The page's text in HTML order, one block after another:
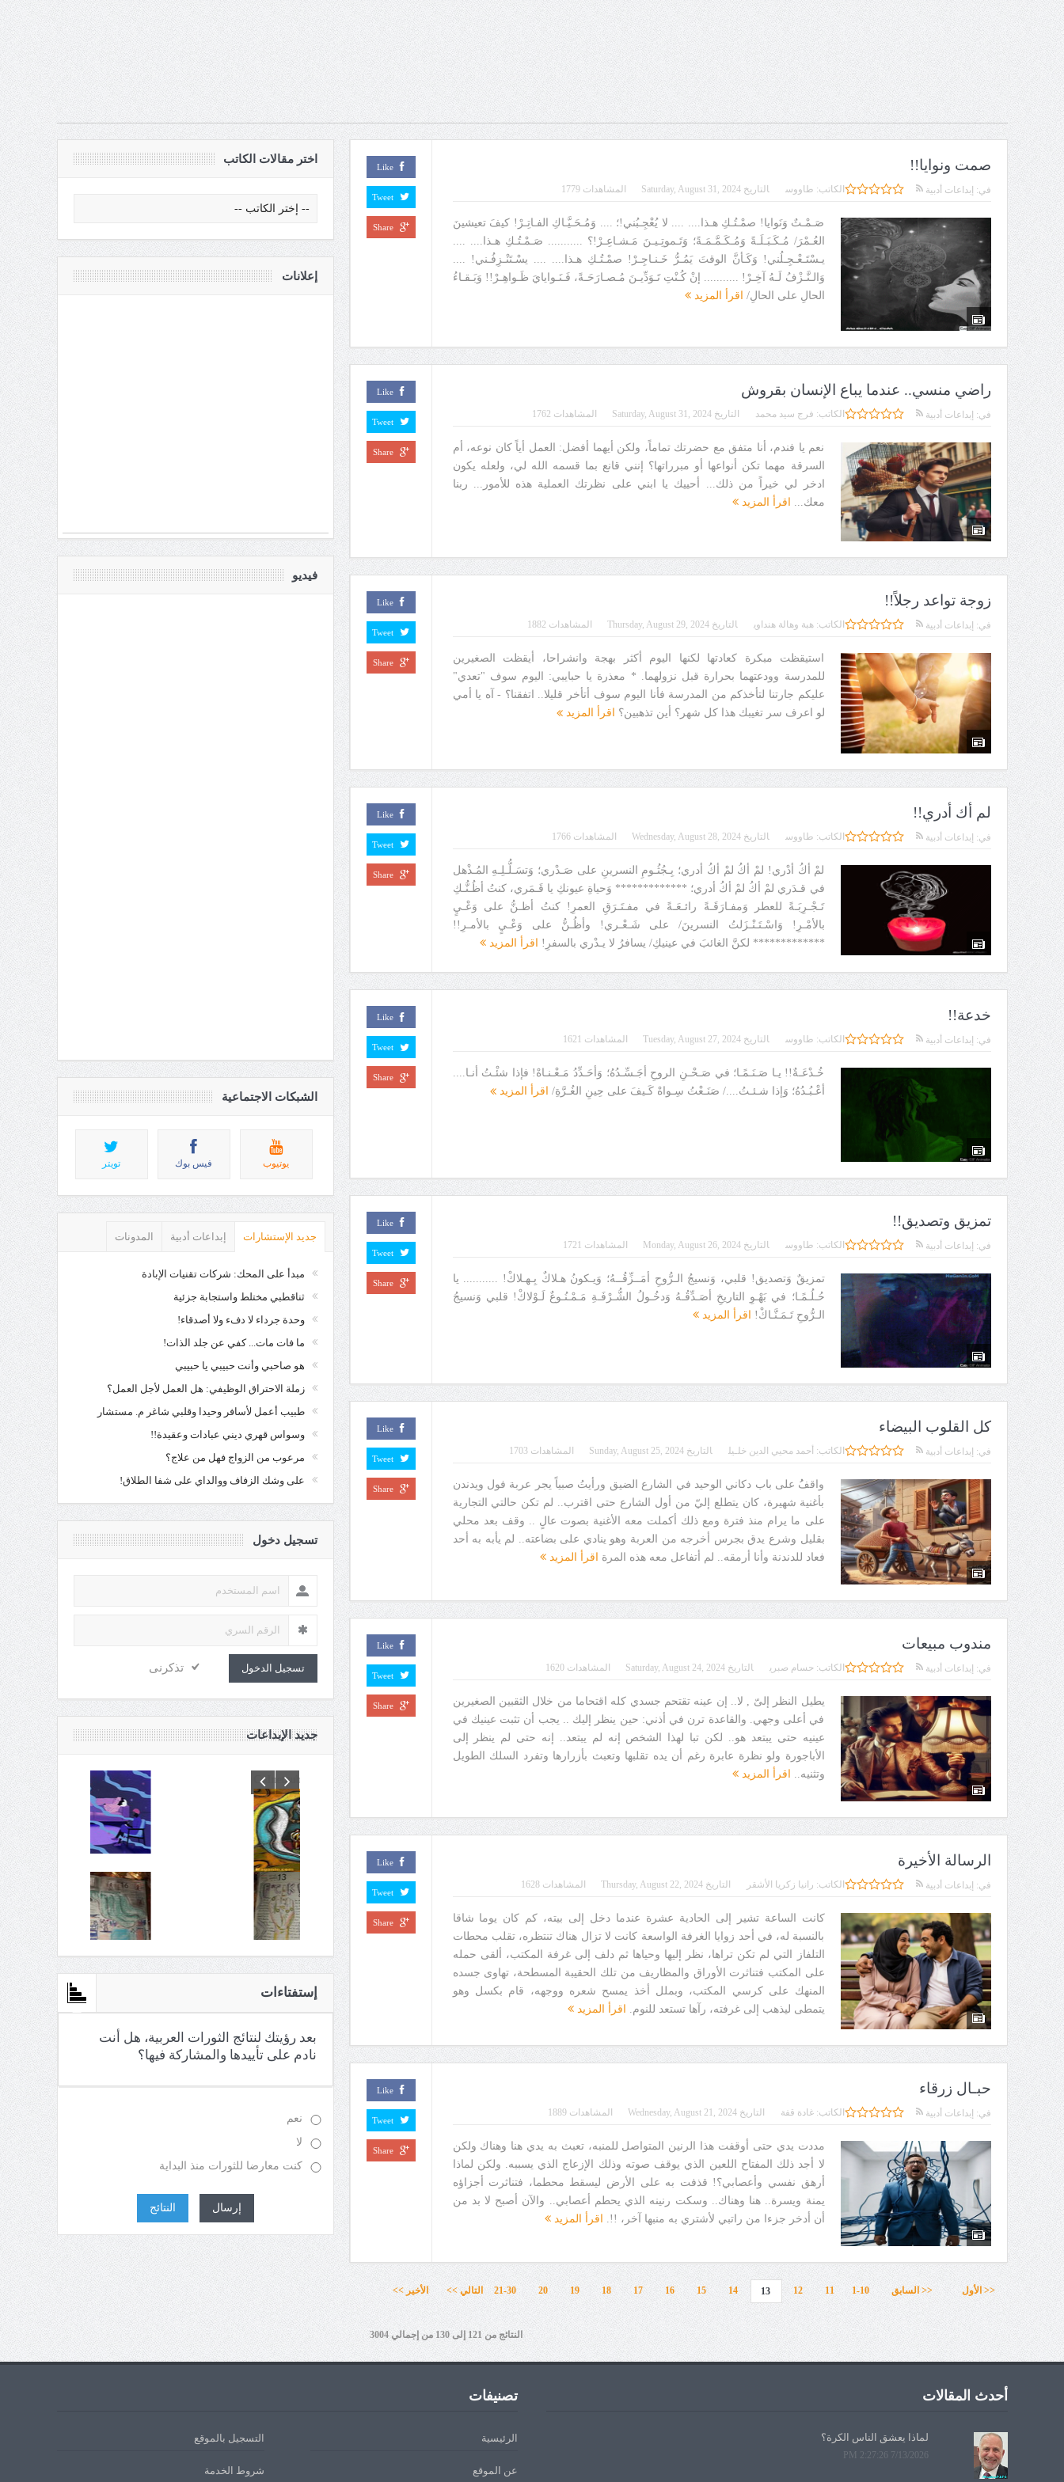
صمت ونوايا!!
الكاتب: طاووس التاريخSaturday, August 31, 2024 في: إبداعات أدبية المشاهدات 1779
صَـمْـتٌ وَنَوايا! صمْـتُـكِ هـذا.... .... لا يُعْجِـبُني!؛ .... وَمُـحَـيَّـاكِ الفـاتِـرْ! كيفَ تعيشينَ
العُـمْرَ/ مُـكَـبَـلَـةً وَمُـكَـمَّـمَـةً؛ وَتَـموتِـيـنَ مَـشـاعِـرْ!؟ ........... صَـمْـتُـكِ هـذا.... ....
يـسْتَـعْـجِـلُني! وَكَـأنَّ الوقتَ يَمُـرُّ خَـنـاجِـرْ! صمْـتُـكِ هـذا.... .... يسْـتَنْـزِفُـني! ....
وَالـنَّـزْفُ لَـهُ آخِـرْ! ........... إنْ كُـنْتِ تَـوَدِّيـنَ مُـصـارَحَـةً، فَـنَـوايايَ ظَـواهِـرْ!! وَبَـقـاءُ
الحالِ على الحالِ/ اقرأ المزيد
Like
Tweet
Share
راضي منسي.. عندما يباع الإنسان بقروش
الكاتب: فرج سيد محمد التاريخSaturday, August 31, 2024 في: إبداعات أدبية المشاهدات 1762
نعم يا فندم، أنا متفق مع حضرتك تماماً، ولكن أيهما أفضل: العمل أياً كان نوعه، أم
السرقة مهما تكن أنواعها أو مبرراتها؟ إنني قانع بما قسمه الله لي، ولعله يكون
ادخر لي خيراً من ذلك... أحييك يا ابني على نظرتك العملية هذه للأمور... ربنا
معك... اقرأ المزيد
Like
Tweet
Share
زوجة تواعد رجلاً!!
الكاتب:هبة وهالة هنداوي التاريخThursday, August 29, 2024 في: إبداعات أدبية المشاهدات 1882
استيقظت مبكرة كعادتها لكنها اليوم أكثر بهجة وانشراحا، أيقظت الصغيرين
للمدرسة وودعتهما بحرارة قبل نزولهما. * معذرة يا حبايبي: اليوم سوف "تعدي"
عليكم جارتنا لتأخذكم من المدرسة فأنا اليوم سوف أتأخر قليلا.. اتفقنا؟ - آه يا أمي
لو اعرف سر تغيبك هذا كل شهر؟ أين تذهبين؟
اقرأ المزيد
Like
Tweet
Share
لم أك أدري!!
الكاتب: طاووس التاريخWednesday, August 28, 2024 في: إبداعات أدبية المشاهدات 1766
لمْ أكُ أدْري! لمْ أكُ لمْ أكُ أدري؛ بِـجُثُـومِ النسرينِ على صَـدْري؛ وَتسَـلُّـلِـهِ المُـذْهل
في قـدَري لمْ أكُ لمْ أكُ أدري؛ ************* وَحياةِ عيونكِ يا قَـمَري، كنتُ أظُـنُّـكِ
تَـجْـرِبَـةً للعطر وَمفـارَقَـةً رائـعَـةً في مفـتَـرَقِ العمرِ! كنتُ أظـنُّ على وَعْـيٍ
بالأمْـرِ! وَاسْـتَـنْـزَلتُ النسرينَ/ على شَـعْـري! وأظُـنُّ على وَعْـيٍ بالأمـرِ!!
************* لكنَّ الغائبَ في عينيكِ/ يسافرُ لا يـدْري بالسفرِ!
اقرأ المزيد
Like
Tweet
Share
خدعة!!
الكاتب: طاووس التاريخTuesday, August 27, 2024 في: إبداعات أدبية المشاهدات 1621
خُـدْعَـةٌ!! يـا صَـنَـمًـا؛ في صَـحْـنِ الروحِ أجَـسِّـدُهُ؛ وَأحَـدِّدُ مَـعْـنـاهْ! فإذا شئْـتُ أنـا....
أعْـبُـدُهُ؛ وَإذا شـئـتُ..../ صَنَـعْتُ سِـواهْ كَـيفَ على حِينِ الغُـرَّةِ/ اقرأ المزيد
Like
Tweet
Share
تمزيق وتصديق!!
الكاتب: طاووس التاريخMonday, August 26, 2024 في: إبداعات أدبية المشاهدات 1721
تمزيقٌ وَتصديق! قلبي، وَنسيجُ الـرُّوحِ أمَــزِّقُــهُ؛ وَيـكونُ هـلاكٌ بِـهـلاكْ! ........... يا
حُـلُـمًـا؛ في بَهْـوِ التاريخِ أصَـدِّقُـهُ وَدخُـولُ الشُّـرْفَـةِ مَـمْـنُـوعٌ لَـوْلاكْ! قلبي وَنسيجُ
الـرُّوحِ تَـمَـنَّـاكْ!
اقرأ المزيد
Like
Tweet
Share
كل القلوب البيضاء
الكاتب: أحمد محيي الدين خلـيل التاريخSunday, August 25, 2024 في: إبداعات أدبية المشاهدات 1703
واقفُُ على باب دكاني الوحيد في الشارع الضيق ورأيتُ صبياً يجر عربة فول ويدندن
بأغنية شهيرة، كان يتطلع إليّ من أول الشارع حتى اقترب.. لم تكن حالتي التجارية
على ما يرام منذ فترة ومع ذلك أكملت معه الأغنية بصوت عالٍ .. وقف بعد محلي
بقليل وشرع يدق بجرس أخرجه من العربة وهو ينادي على بضاعته.. لم يأبه به أحد
فعاد للدندنة وأنا أرمقه.. لم أتفاعل معه هذه المرة
اقرأ المزيد
Like
Tweet
Share
مندوب مبيعات
الكاتب:حسام صبري التاريخSaturday, August 24, 2024 في: إبداعات أدبية المشاهدات 1620
يطيل النظر إلىّ , لا.. إن عينه تقتحم جسدي كله اقتحاما من خلال الثقبين الصغيرين
في أعلى وجهي. والقاعدة ترن في أذني: حين ينظر إليك .. يجب أن تثبت عينيك في
عينيه حتى يبتعد هو.. لكن تبا لهذا الشخص إنه لم يبتعد.. إنه حتى لم ينظر إلى
الأباجورة ولو نظرة عابرة رغم أن يده تقلبها وتعبث بأزرارها وتفرد السلك الطويل
وتثنيه..
اقرأ المزيد
Like
Tweet
Share
الرسالة الأخيرة
الكاتب: رانيا زكريا الأشقر التاريخThursday, August 22, 2024 في: إبداعات أدبية المشاهدات 1628
كانت الساعة تشير إلى الحادية عشرة عندما دخل إلى بيته، كم كان يوما شاقا
بالنسبة له، في أحد زوايا الغرفة الواسعة كانت لا تزال هناك تنتظره، تقلب محطات
التلفاز التي لم تكن تراها، نظر إليها وحياها ثم دلف إلى غرفة المكتب، ألقى حمله
على المكتب فتناثرت الأوراق والمظاريف من تلك الحقيبة المسطحة، تهاوى جسده
المنهك على كرسي المكتب، وبملل أخذ يمسح شعره ووجهه، قام بكسل وهو
يتمطى ليذهب إلى غرفته، رآها تستعد للنوم.
اقرأ المزيد
Like
Tweet
Share
حبـال زرقاء
الكاتب:غادة قفة التاريخWednesday, August 21, 2024 في: إبداعات أدبية المشاهدات 1889
مددت يدي حتى أوقفت هذا الرنين المتواصل للمنبه، تعبث به يدي هنا وهناك ولكن
لا أجد ذلك المفتاح اللعين الذي يوقف صوته وذلك الإزعاج الذي يسببه. ولكن لماذا
أرهق نفسي وأعصابي؟! قذفت به على الأرض ليسقط محطما، فتناثرت أجزاؤه
يمنة ويسرة.. هنا وهناك.. وسكت رنينه الذي يحطم أعصابي.. والآن أصبح لا بد من
أن أدخر جزءا من راتبي لأشتري به منبها آخر، !!.
اقرأ المزيد
Like
Tweet
Share
<< الأول << السابق 1-10
11
12
13
14
15
16
17
18
19
20
21-30 التالي >> الأخير >>
النتائج من 121 إلى 130 من إجمالي 3004
اختر مقالات الكاتب
إعلانات
فيديو
الشبكات الاجتماعية
يوتيوب فيس بوك تويتر
جديد الإستشارات إبداعات أدبية المدونات
مبدأ على المحك: شركات تقنيات الإبادة
ثناقطبي مختلط واستجابة جزئية
وحدة جرداء لا دفء ولا أصدقاء!
ما فات مات... كفي عن جلد الذات!
هو صاحبي وأنت حبيبي يا حبيبي
زملة الاحتراق الوظيفي: هل العمل لأجل العمل؟
طبيب أعمل لأسافر وحيدا وقلبي شاغر م. مستشار
وسواس قهري ديني عبادات وعقيدة!!
مرعوب من الزواج فهل من علاج؟
على وشك الزفاف ووالداي على شفا الطلاق!
تسجيل دخول
تسجيل الدخول تذكرنى
جديد الإبداعات
C:\Inetpub\vhosts\maganin.com\httpdocs\creations\new\default.asp
إستفتاءات
بعد رؤيتك لنتائج الثورات العربية، هل أنت
نادم على تأييدها والمشاركة فيها؟
كنت معارضا للثورات منذ البداية
إرسال النتائج
أحدث المقالات
لماذا يعشق الناس الكرة؟
7/13/2026 2:27:26 PM
تصنيفات
الرئيسية التسجيل بالموقع
عن الموقع شروط الخدمة